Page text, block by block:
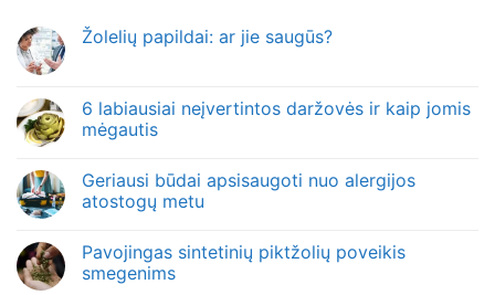
Žolelių papildai: ar jie saugūs?
6 labiausiai neįvertintos daržovės ir kaip jomis
mėgautis
Geriausi būdai apsisaugoti nuo alergijos
atostogų metu
Pavojingas sintetinių piktžolių poveikis
smegenims